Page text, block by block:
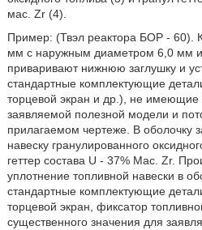
мас. Zr (4).
Пример: (Твэл реактора БОР - 60).
мм с наружным диаметром 6,0 мм
приваривают нижнюю заглушку и
стандартные комплектующие
торцевой экран и др.), не имеющие
заявляемой полезной модели и
прилагаемом чертеже. В оболочку
навеску гранулированного
геттер состава U - 37% Mac. Zr.
уплотнение топливной навески в
стандартные комплектующие
торцевой экран, фиксатор
существенного значения для